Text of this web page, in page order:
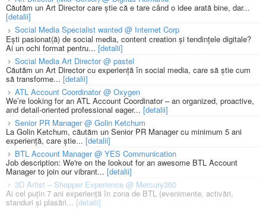
Căutăm un Art Director care știe că e tare când o idee arată bine, dar...
[detalii]
Social Media Specialist wanted @ Internet Corp
Ești pasionat(ă) de social media, content creation și tendințele digitale?
Ai un ochi format pentru... [detalii]
Social Media Art Director @ pastel
Căutăm un Art Director cu experiență în social media, care să știe cum
să transforme... [detalii]
ATL Account Coordinator @ Oxygen
We’re looking for an ATL Account Coordinator – an organized, proactive,
and detail-oriented professional eager... [detalii]
Senior PR Manager @ Golin Ketchum
La Golin Ketchum, căutăm un Senior PR Manager cu minimum 5 ani
experiență, care știe... [detalii]
BTL Account Manager @ YES Communication
Job description: We're on the lookout for an awesome BTL Account
Manager to join our vibrant... [detalii]
3D Artist – Shopper Experience @ Mercury360
Ai cel puțin 7 ani experiență în zona de BTL (evenimente, activări,
standuri și plasări...[detalii]